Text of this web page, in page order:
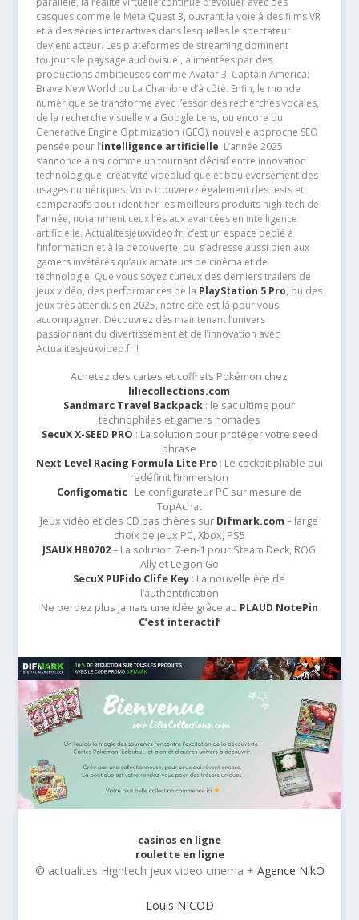
casques comme le Meta Quest 3, ouvrant la voie à des films VR
et à des séries interactives dans lesquelles le spectateur
devient acteur. Les plateformes de streaming dominent
toujours le paysage audiovisuel, alimentées par des
productions ambitieuses comme Avatar 3, Captain America:
Brave New World ou La Chambre d’à côté. Enfin, le monde
numérique se transforme avec l’essor des recherches vocales,
de la recherche visuelle via Google Lens, ou encore du
Generative Engine Optimization (GEO), nouvelle approche SEO
pensée pour l’intelligence artificielle. L’année 2025
s’annonce ainsi comme un tournant décisif entre innovation
technologique, créativité vidéoludique et bouleversement des
usages numériques. Vous trouverez également des tests et
comparatifs pour identifier les meilleurs produits high-tech de
l’année, notamment ceux liés aux avancées en intelligence
artificielle. Actualitesjeuxvideo.fr, c’est un espace dédié à
l’information et à la découverte, qui s’adresse aussi bien aux
gamers invétérés qu’aux amateurs de cinéma et de
technologie. Que vous soyez curieux des derniers trailers de
jeux vidéo, des performances de la PlayStation 5 Pro, ou des
jeux très attendus en 2025, notre site est là pour vous
accompagner. Découvrez dès maintenant l’univers
passionnant du divertissement et de l’innovation avec
Actualitesjeuxvideo.fr !
Achetez des cartes et coffrets Pokémon chez
liliecollections.com
Sandmarc Travel Backpack : le sac ultime pour
technophiles et gamers nomades
SecuX X-SEED PRO : La solution pour protéger votre seed
phrase
Next Level Racing Formula Lite Pro: Le cockpit pliable qui
redéfinit l’immersion
Configomatic: Le configurateur PC sur mesure de
TopAchat
Jeux vidéo et clés CD pas chères sur Difmark.com – large
choix de jeux PC, Xbox, PS5
JSAUX HB0702– La solution 7-en-1 pour Steam Deck, ROG
Ally et Legion Go
SecuX PUFido Clife Key : La nouvelle ère de
l’authentification
Ne perdez plus jamais une idée grâce au PLAUD NotePin
C’est interactif
casinos en ligne
roulette en ligne
© actualites Hightech jeux video cinema + Agence NikO
Louis NICOD